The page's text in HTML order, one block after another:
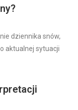
dziennika snów,
aktualnej sytuacji